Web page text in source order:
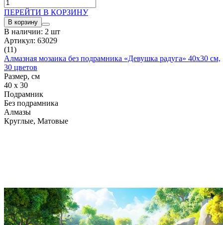
ПЕРЕЙТИ В КОРЗИНУ
В корзину
В наличии: 2 шт
Артикул: 63029
(11)
Алмазная мозаика без подрамника «Девушка радуга» 40x30 см,
30 цветов
Размер, см
40 x 30
Подрамник
Без подрамника
Алмазы
Круглые, Матовые